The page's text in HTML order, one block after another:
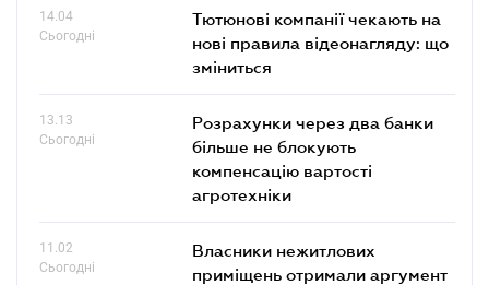
14.04
Сьогодні
Тютюнові компанії чекають на
нові правила відеонагляду: що
зміниться
13.13
Сьогодні
Розрахунки через два банки
більше не блокують
компенсацію вартості
агротехніки
11.02
Сьогодні
Власники нежитлових
приміщень отримали аргумент